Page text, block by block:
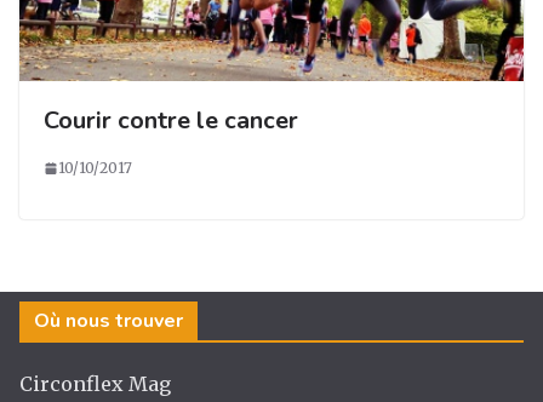
Courir contre le cancer
10/10/2017
Où nous trouver
Circonflex Mag